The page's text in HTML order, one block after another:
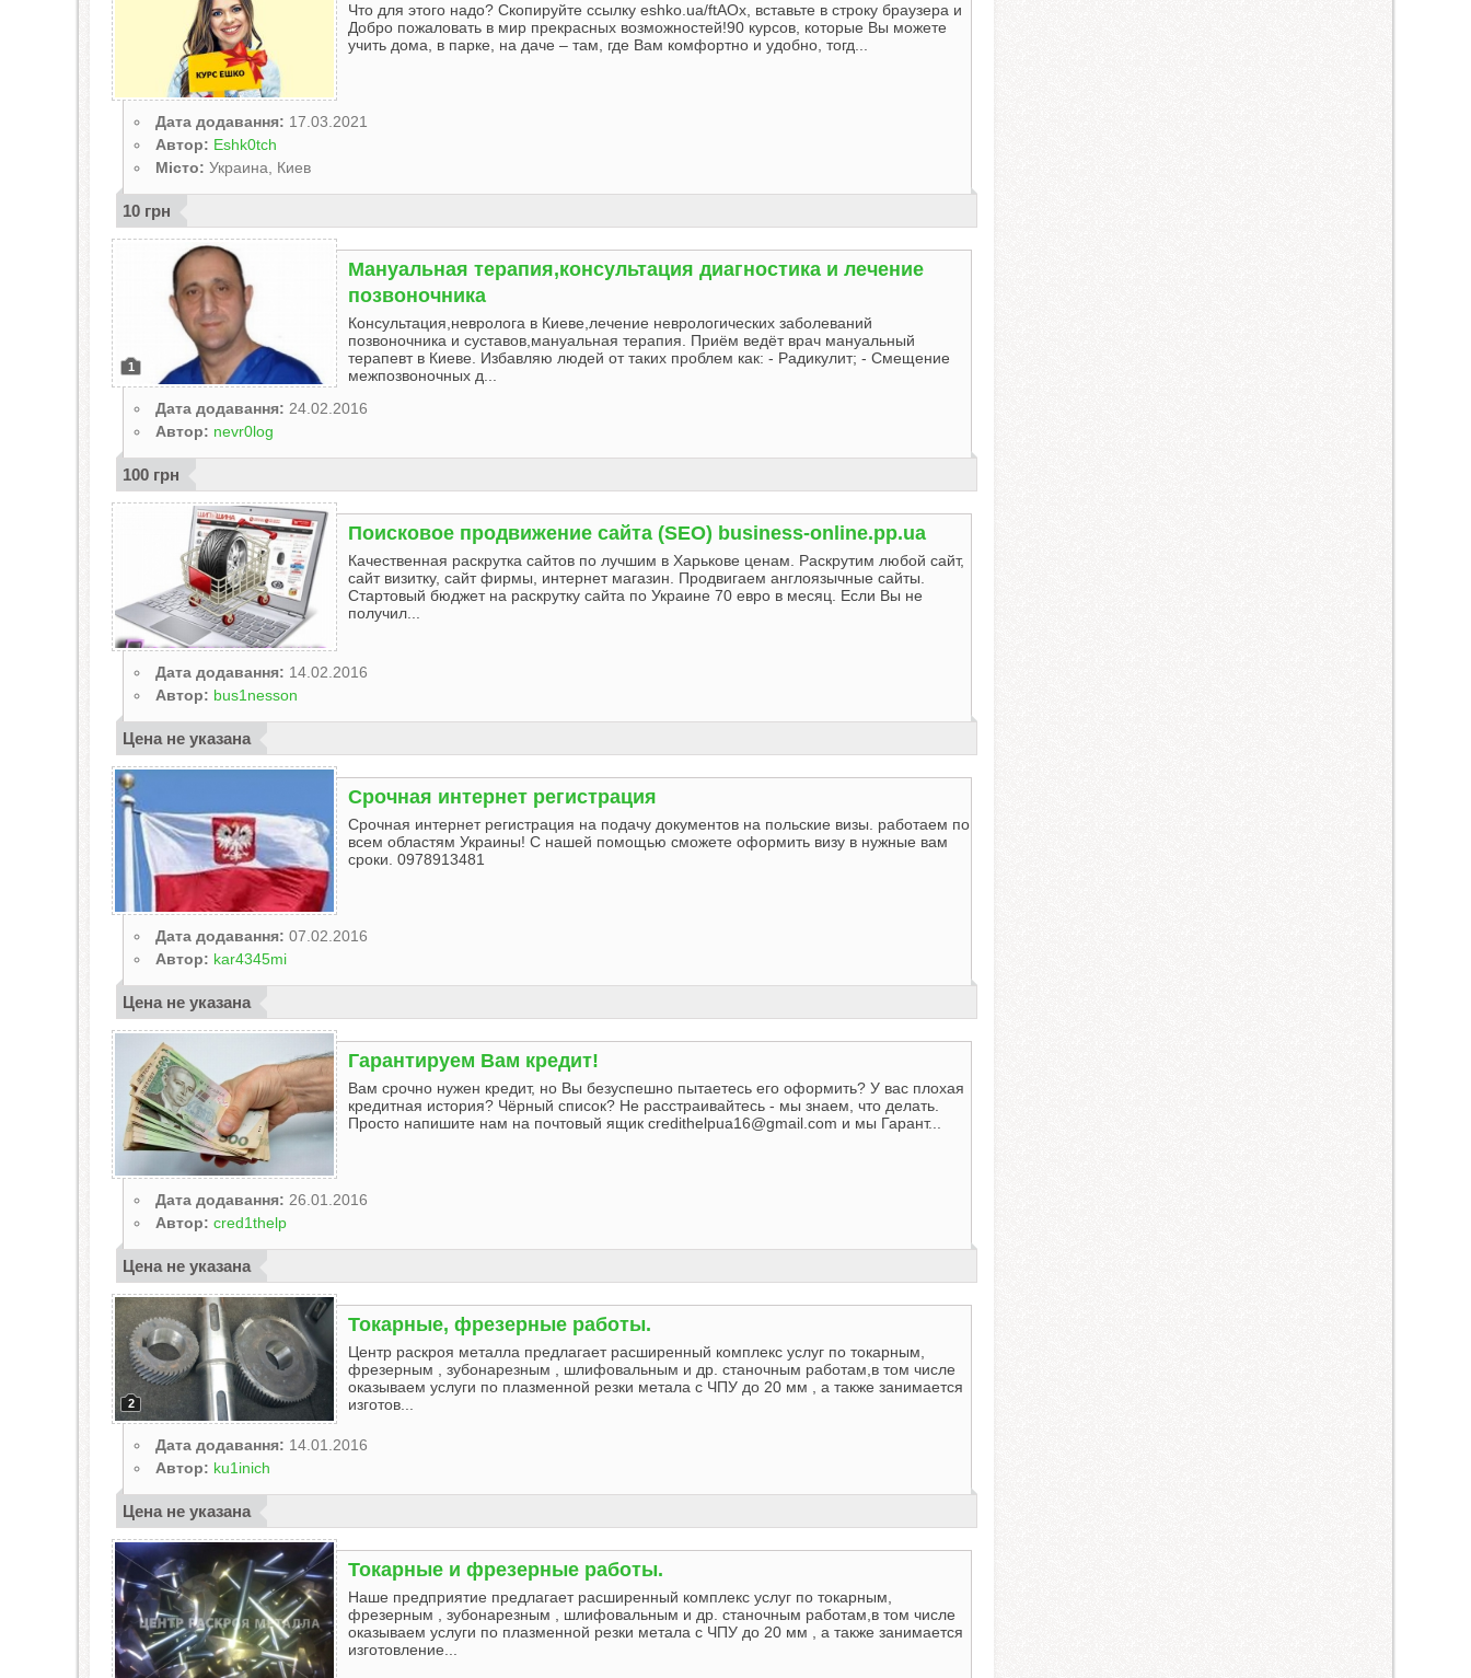
Что для этого надо? Скопируйте ссылку eshko.ua/ftAOx, вставьте в строку браузера и
Добро пожаловать в мир прекрасных возможностей!90 курсов, которые Вы можете
учить дома, в парке, на даче – там, где Вам комфортно и удобно, тогд...
Дата додавання: 17.03.2021
Автор: Eshk0tch
Місто: Украина, Киев
10 грн
1
Мануальная терапия,консультация диагностика и лечение
позвоночника
Консультация,невролога в Киеве,лечение неврологических заболеваний
позвоночника и суставов,мануальная терапия. Приём ведёт врач мануальный
терапевт в Киеве. Избавляю людей от таких проблем как: - Радикулит; - Смещение
межпозвоночных д...
Дата додавання: 24.02.2016
Автор: nevr0log
100 грн
Поисковое продвижение сайта (SEO) business-online.pp.ua
Качественная раскрутка сайтов по лучшим в Харькове ценам. Раскрутим любой сайт,
сайт визитку, сайт фирмы, интернет магазин. Продвигаем англоязычные сайты.
Стартовый бюджет на раскрутку сайта по Украине 70 евро в месяц. Если Вы не
получил...
Дата додавання: 14.02.2016
Автор: bus1nesson
Цена не указана
Срочная интернет регистрация
Срочная интернет регистрация на подачу документов на польские визы. работаем по
всем областям Украины! С нашей помощью сможете оформить визу в нужные вам
сроки. 0978913481
Дата додавання: 07.02.2016
Автор: kar4345mi
Цена не указана
Гарантируем Вам кредит!
Вам срочно нужен кредит, но Вы безуспешно пытаетесь его оформить? У вас плохая
кредитная история? Чёрный список? Не расстраивайтесь - мы знаем, что делать.
Просто напишите нам на почтовый ящик credithelpua16@gmail.com и мы Гарант...
Дата додавання: 26.01.2016
Автор: cred1thelp
Цена не указана
2
Токарные, фрезерные работы.
Центр раскроя металла предлагает расширенный комплекс услуг по токарным,
фрезерным , зубонарезным , шлифовальным и др. станочным работам,в том числе
оказываем услуги по плазменной резки метала с ЧПУ до 20 мм , а также занимается
изготов...
Дата додавання: 14.01.2016
Автор: ku1inich
Цена не указана
Токарные и фрезерные работы.
Наше предприятие предлагает расширенный комплекс услуг по токарным,
фрезерным , зубонарезным , шлифовальным и др. станочным работам,в том числе
оказываем услуги по плазменной резки метала с ЧПУ до 20 мм , а также занимается
изготовление...